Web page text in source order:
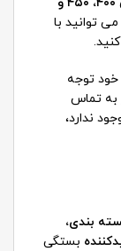
توانید با
خود توجه
به تماس
ندارد،
بندی،
بستگی